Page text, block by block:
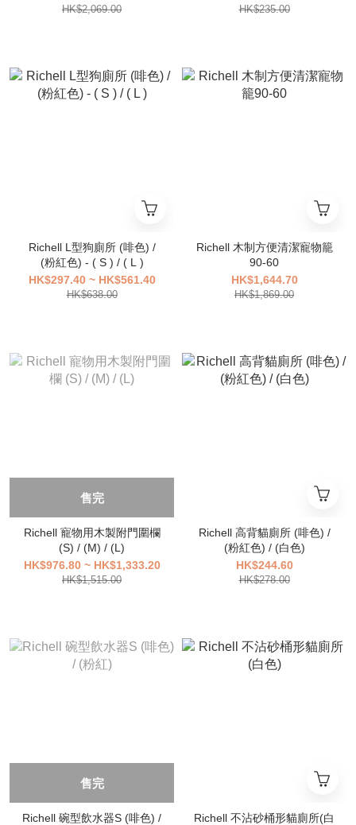
HK$2,069.00 HK$235.00
Richell L型狗廁所 (啡色) /
(粉紅色) - ( S ) / ( L )
HK$297.40 ~ HK$561.40
HK$638.00
Richell 木制方便清潔寵物籠
90-60
HK$1,644.70
HK$1,869.00
售完
Richell 寵物用木製附門圍欄
(S) / (M) / (L)
HK$976.80 ~ HK$1,333.20
HK$1,515.00
Richell 高背貓廁所 (啡色) /
(粉紅色) / (白色)
HK$244.60
HK$278.00
售完
Richell 碗型飲水器S (啡色) /
Richell 不沾砂桶形貓廁所(白